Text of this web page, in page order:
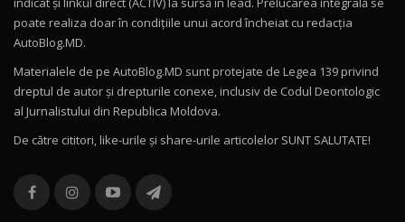
11
Noul Volvo ES90 / Test Drive AutoBlog.MD
12
Noul MG HS / Test Drive AutoBlog.MD
16:48
13
combină aventura cu luxul / AutoBlog.MD
36:08
poate realiza doar în condițiile unui acord încheiat cu redacţia
AutoBlog.MD.
Materialele de pe AutoBlog.MD sunt protejate de Legea 139 privind
dreptul de autor și drepturile conexe, inclusiv de Codul Deontologic
al Jurnalistului din Republica Moldova.
De către cititori, like-urile şi share-urile articolelor SUNT SALUTATE!